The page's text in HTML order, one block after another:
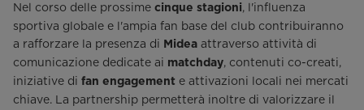
Nel corso delle prossime cinque stagioni, l'influenza
sportiva globale e l'ampia fan base del club contribuiranno
a rafforzare la presenza di Midea attraverso attività di
comunicazione dedicate ai matchday, contenuti co-creati,
iniziative di fan engagement e attivazioni locali nei mercati
chiave. La partnership permetterà inoltre di valorizzare il